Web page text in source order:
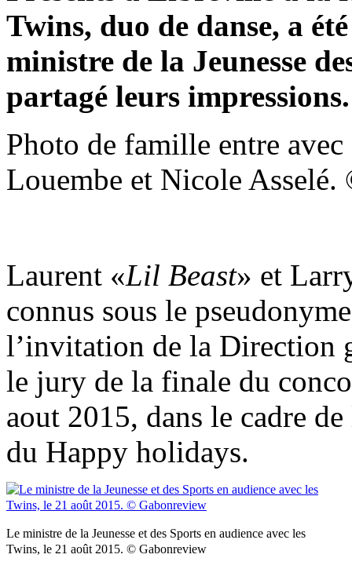
Twins, duo de danse, a
ministre de la Jeunesse
partagé leurs impressions.
Photo de famille entre
Louembe et Nicole
Laurent «Lil Beast» et
connus sous le
l’invitation de la Direction
le jury de la finale du
aout 2015, dans le cadre
du Happy holidays.
Le ministre de la Jeunesse et des Sports en audience avec les
Twins, le 21 août 2015. © Gabonreview